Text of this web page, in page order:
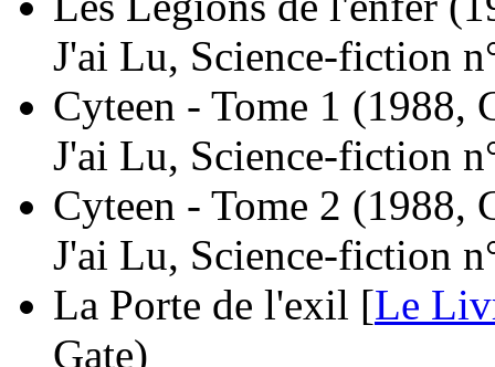
J'ai Lu, Science-fiction
Cyteen - Tome 1 (1988,
J'ai Lu, Science-fiction
Cyteen - Tome 2 (1988,
J'ai Lu, Science-fiction
La Porte de l'exil [Le
Gate)